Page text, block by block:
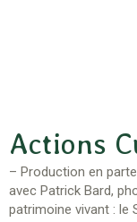
Actions
– Production en
avec Patrick Bard,
patrimoine vivant : le